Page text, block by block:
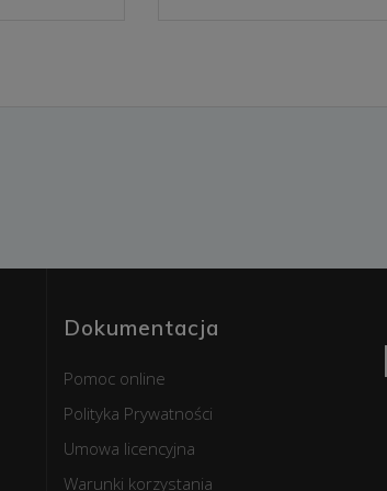
Dokumentacja
Pomoc online
Polityka Prywatności
Umowa licencyjna
Warunki korzystania